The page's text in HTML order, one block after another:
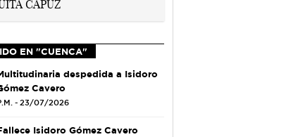
EN "CUENCA"
despedida a Isidoro
Cavero
- 23/07/2026
Isidoro Gómez Cavero